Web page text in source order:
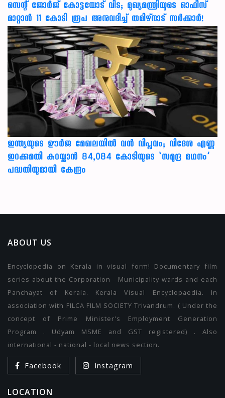
സെന്റ് ജോർജ് കോട്ടയോട് വിട; മുഖ്യമന്ത്രിയുടെ ഓഫീസ്
മാറ്റാൻ 11 കോടി രൂപ അനുവദിച്ച് തമിഴ്നാട് സർക്കാർ!
ഇന്ത്യയുടെ ഊർജ മേഖലയിൽ വൻ വിപ്ലവം; വിദേശ എണ്ണ
ഇറക്കുമതി കുറയ്ക്കാൻ 84,084 കോടിയുടെ ‘സമുദ്ര മഥനം’
പദ്ധതിയുമായി കേന്ദ്രം
ABOUT US
Encyclopedia on Kerala in visual form! Documentary film
series about the Corporation - Municipality wards and each
Panchayat of Kerala. Kerala Visual Encyclopaedia. In
association with FILCA FILM SOCIETY Trivandrum. ( Under the
concept of Prime Minister's Employment Generation
Program . Udyam MSME and GST registered) . Also
international - national - local news section.
Facebook Instagram
LOCATION